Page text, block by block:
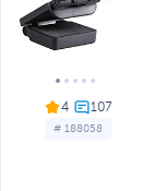
4
# 188058